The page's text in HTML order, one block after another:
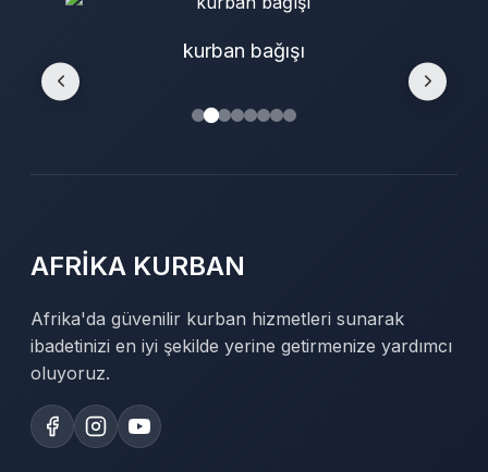
kurban bağışı
AFRİKA KURBAN
Afrika'da güvenilir kurban hizmetleri sunarak
ibadetinizi en iyi şekilde yerine getirmenize yardımcı
oluyoruz.